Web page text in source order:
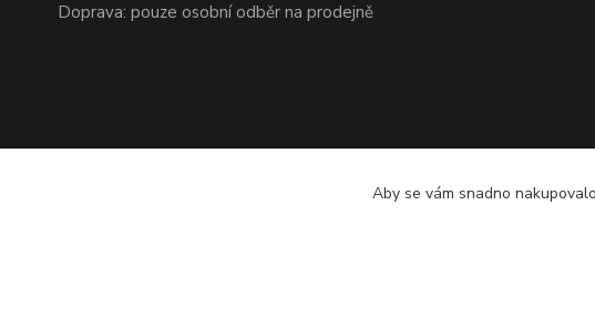
Doprava: pouze osobní odběr na prodejně
Aby se vám snadno